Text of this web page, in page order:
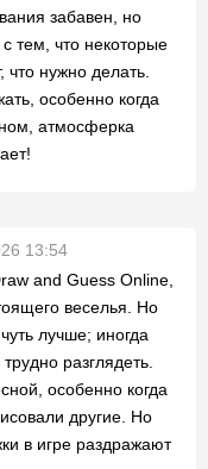
забавен, но
тем, что некоторые
нужно делать.
особенно когда
атмосферка
13:54
and Guess Online,
веселья. Но
лучше; иногда
разглядеть.
особенно когда
другие. Но
в игре раздражают